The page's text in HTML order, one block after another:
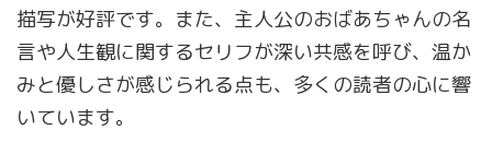
描写が好評です。また、主人公のおばあちゃんの名
言や人生観に関するセリフが深い共感を呼び、温か
みと優しさが感じられる点も、多くの読者の心に響
いています。